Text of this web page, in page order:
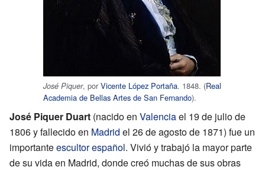
José Piquer, por Vicente López Portaña. 1848. (Real
Academia de Bellas Artes de San Fernando).
José Piquer Duart (nacido en Valenciael 19 de julio de
1806 y fallecido en Madrid el 26 de agosto de 1871) fue un
importanteescultorespañol. Vivió y trabajó la mayor parte
de su vida en Madrid, donde creó muchas de sus obras